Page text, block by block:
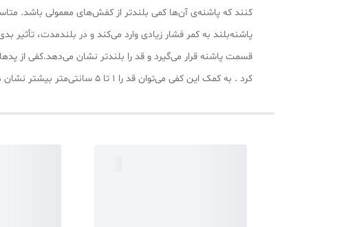
کنند که پاشنه‌ی آن‌ها کمی بلندتر از کفش‌های معمولی باشد.
پاشنه‌بلند به کمر فشار زیادی وارد می‌کند و در بلندمدت،
کرد . به کمک این کفی می‌توان قد را 1 تا 5 سانتی‌متر بیشتر نشان داد.کفی افزایش قد قابل شست‌وشو و برای انواع سایز پای خانم‌ها و آقایان قابل‌استفاده است.لطفا طبق عکس استفاده شود.